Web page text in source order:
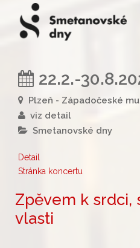
22.2.-
Plzeň - Západočeské
viz detail
Smetanovské dny
Detail
Stránka koncertu
Zpěvem k srdci,
vlasti